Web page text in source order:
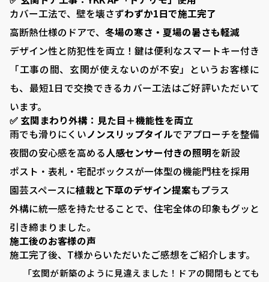
VISTA GARDEN
-株式会社 齋藤商店-
■ VISTA GARDENの外構工事
■ 庭がある暮らし：サッカーゴールがある庭
カバー工法で、壁を壊さずわずか1日で施工完了
高断熱仕様のドアで、 冬場の寒さ・夏場の暑さも軽減
デザイン性と防犯性を両立！鍵は便利なスマートキー付き
「工事の間、玄関が使えないのが不安」というお客様に
も、最短1日で交換できるカバー工法はご好評いただいて
います。
✅ 玄関まわり外構：見た目＋機能性を両立
雨でも滑りにくいノンスリップタイルでアプローチを整備
夜間の安心感を高める人感センサー付きの照明を新設
ポスト・表札・宅配ボックスが一体型の機能門柱を採用
園芸スペースに植栽と下草のデザイン提案もプラス
外構に統一感を持たせることで、住宅全体の印象もグッと
引き締まりました。
施工後のお客様の声
施工完了後、T様からいただいたご感想をご紹介します。
「玄関が新築のように見違えました！ドアの開閉もとても